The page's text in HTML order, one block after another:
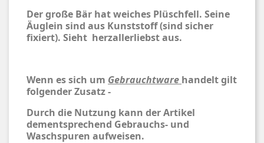
Der große Bär hat weiches Plüschfell. Seine
Äuglein sind aus Kunststoff (sind sicher
fixiert). Sieht herzallerliebst aus.
Wenn es sich um Gebrauchtware handelt gilt
folgender Zusatz -
Durch die Nutzung kann der Artikel
dementsprechend Gebrauchs- und
Waschspuren aufweisen.